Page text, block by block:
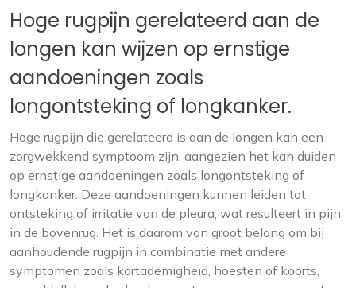
Hoge rugpijn gerelateerd aan de
longen kan wijzen op ernstige
aandoeningen zoals
longontsteking of longkanker.
Hoge rugpijn die gerelateerd is aan de longen kan een
zorgwekkend symptoom zijn, aangezien het kan duiden
op ernstige aandoeningen zoals longontsteking of
longkanker. Deze aandoeningen kunnen leiden tot
ontsteking of irritatie van de pleura, wat resulteert in pijn
in de bovenrug. Het is daarom van groot belang om bij
aanhoudende rugpijn in combinatie met andere
symptomen zoals kortademigheid, hoesten of koorts,